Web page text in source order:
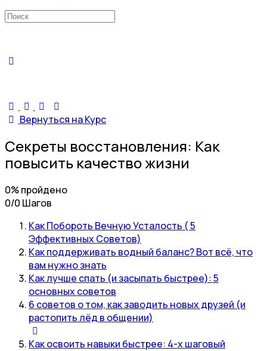
Искать:
Вернуться на Курс
Секреты восстановления: Как
повысить качество жизни
0% пройдено
0/0 Шагов
Как Побороть Вечную Усталость ( 5
Эффективных Советов)
Как поддерживать водный баланс? Вот всё, что
вам нужно знать
Как лучше спать (и засыпать быстрее): 5
основных советов
6 советов о том, как заводить новых друзей (и
растопить лёд в общении)
Как освоить навыки быстрее: 4-х шаговый